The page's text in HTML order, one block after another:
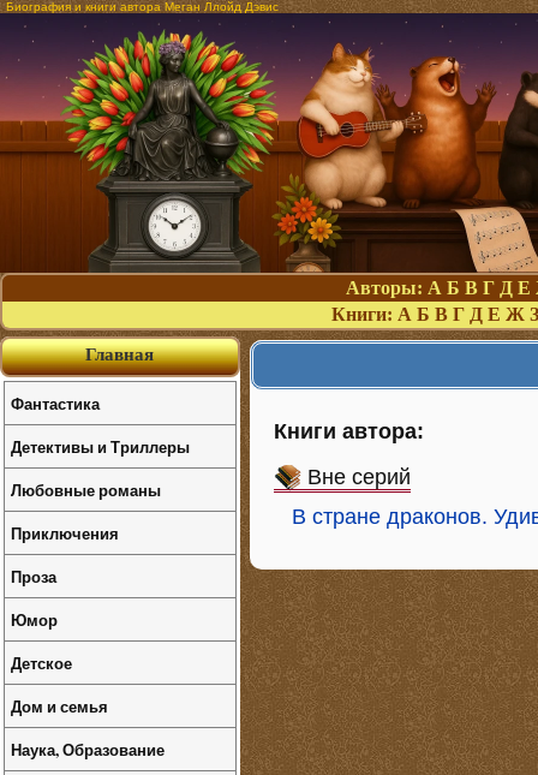
Биография и книги автора Меган Ллойд Дэвис
Авторы: А Б В Г Д Е
Книги: А Б В Г Д Е Ж З
Книги автора:
Вне серий
В стране драконов.
Главная
Фантастика
Детективы и Триллеры
Любовные романы
Приключения
Проза
Юмор
Детское
Дом и семья
Наука, Образование